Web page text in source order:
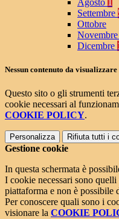
Agosto 1
Settembre
Ottobre
Novembre
Dicembre
Nessun contenuto da visualizzare
Questo sito o gli strumenti
cookie necessari al
COOKIE POLICY.
Personalizza Rifiuta tutti i
Gestione cookie
In questa schermata è
I cookie necessari sono
piattaforma e non è possibile
Per conoscere quali sono i
visionare la COOKIE